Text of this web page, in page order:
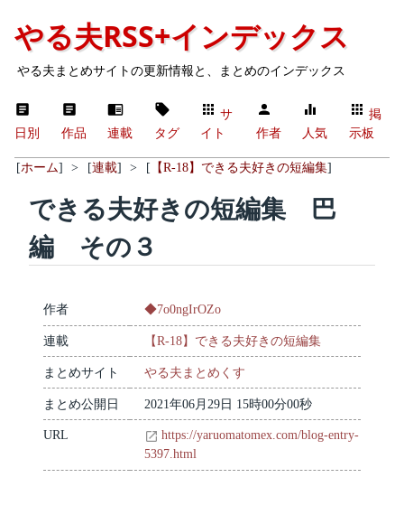
やる夫RSS+インデックス
やる夫まとめサイトの更新情報と、まとめのインデックス
日別 作品 連載 タグ
サ
イト
作者 人気
掲
示板
[ホーム] > [連載] > [ 【R-18】できる夫好きの短編集]
できる夫好きの短編集 巴
編 その３
作者 ◆7o0ngIrOZo
連載 【R-18】できる夫好きの短編集
まとめサイト やる夫まとめくす
まとめ公開日 2021年06月29日 15時00分00秒
URL
https://yaruomatomex.com/blog-entry-
5397.html